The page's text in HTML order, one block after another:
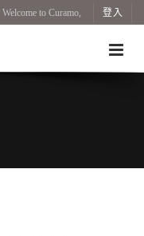
Welcome to Curamo, 登入